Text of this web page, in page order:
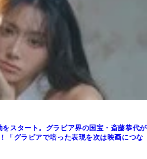
をスタート。グラビア界の国宝・斎藤恭代が
「グラビアで培った表現を次は映画につな